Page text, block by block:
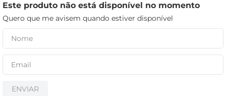
Este produto não está disponível no momento
Quero que me avisem quando estiver disponível
ENVIAR
papel higiênico
cerveja